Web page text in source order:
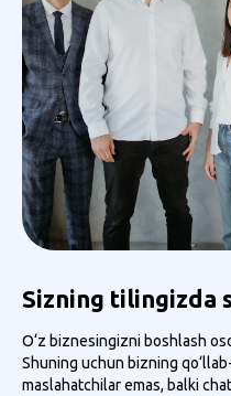
Sizning tilingizda
O‘z biznesingizni boshlash
Shuning uchun bizning
maslahatchilar emas, balki